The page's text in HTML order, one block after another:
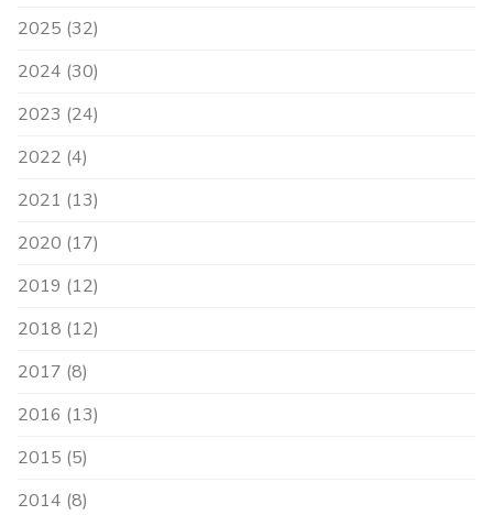
2025 (32)
2024 (30)
2023 (24)
2022 (4)
2021 (13)
2020 (17)
2019 (12)
2018 (12)
2017 (8)
2016 (13)
2015 (5)
2014 (8)